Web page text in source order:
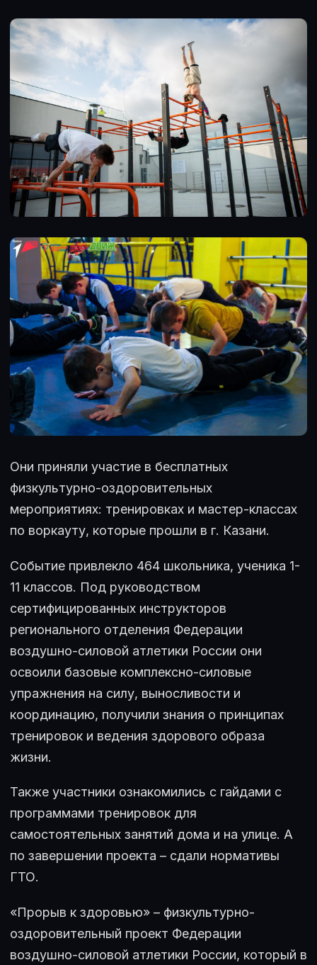
Они приняли участие в бесплатных
физкультурно-оздоровительных
мероприятиях: тренировках и мастер-классах
по воркауту, которые прошли в г. Казани.
Событие привлекло 464 школьника, ученика 1-
11 классов. Под руководством
сертифицированных инструкторов
регионального отделения Федерации
воздушно-силовой атлетики России они
освоили базовые комплексно-силовые
упражнения на силу, выносливости и
координацию, получили знания о принципах
тренировок и ведения здорового образа
жизни.
Также участники ознакомились с гайдами с
программами тренировок для
самостоятельных занятий дома и на улице. А
по завершении проекта – сдали нормативы
ГТО.
«Прорыв к здоровью» – физкультурно-
оздоровительный проект Федерации
воздушно-силовой атлетики России, который в